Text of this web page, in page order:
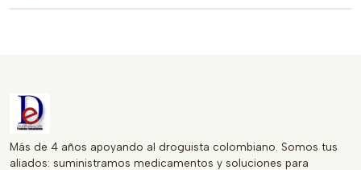
Más de 4 años apoyando al droguista colombiano. Somos tus
aliados: suministramos medicamentos y soluciones para